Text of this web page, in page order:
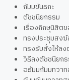
กัมมขันธกะ
ตัชชนียกรรม
เรื่องภิกษุนิสิต
ทรงประชุมสง
ทรงรับสั่งให้ล
วิธีลงตัชชนียก
อธัมมกัมมทวา